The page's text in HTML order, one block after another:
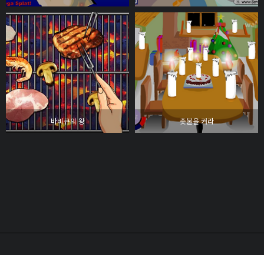
바비큐의 왕 촛불을 켜라